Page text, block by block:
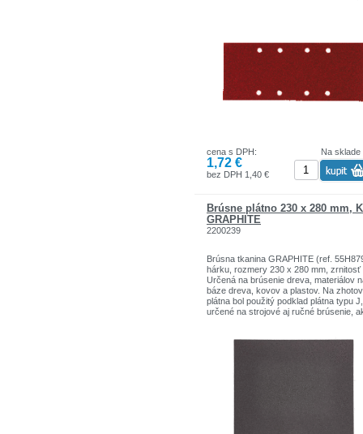
Na sklade
cena s DPH:
1,72 €
bez DPH 1,40 €
Brúsne plátno 230 x 280 mm,
GRAPHITE
2200239
Brúsna tkanina GRAPHITE (ref.
hárku, rozmery 230 x 280 mm, zrnitosť
Určená na brúsenie dreva, materiálov
báze dreva, kovov a plastov. Na
plátna bol použitý podklad plátna typu J,
určené na strojové aj ručné brúsenie,
zaručuje väčšiu presnosť spracovania.